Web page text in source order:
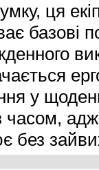
ця
базові
у
часом,
без